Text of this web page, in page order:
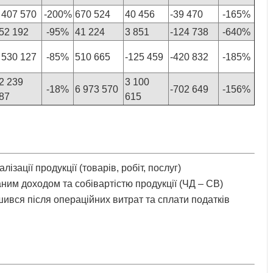
570 -200% 670 524 40 456 -39 470
-165%
192
-95% 41 224 3 851 -124 738 -640%
127 -85% 510 665 -125 459 -420 832 -185%
239
-18% 6 973 570
3 100
615
-702 649 -156%
продукції (товарів, робіт, послуг)
доходом та собівартістю продукції (ЧД – СВ)
після операційних витрат та сплати податків